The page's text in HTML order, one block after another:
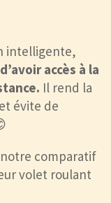
intelligente,
accès à la
Il rend la
évite de
comparatif
volet roulant